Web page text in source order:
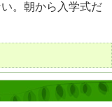
。朝から入学式だ